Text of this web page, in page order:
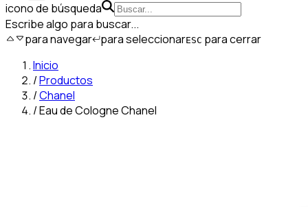
icono de búsqueda
Escribe algo para buscar...
para navegar para seleccionarESC para cerrar
Inicio
/Productos
/Chanel
/Eau de Cologne Chanel